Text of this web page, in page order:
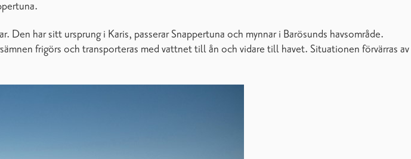
har sitt ursprung i Karis, passerar Snappertuna och mynnar i Barösunds havsområde.
frigörs och transporteras med vattnet till ån och vidare till havet. Situationen förvärras av